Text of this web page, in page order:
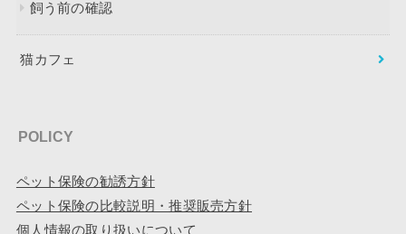
飼う前の確認
猫カフェ
POLICY
ペット保険の勧誘方針
ペット保険の比較説明・推奨販売方針
個人情報の取り扱いについて